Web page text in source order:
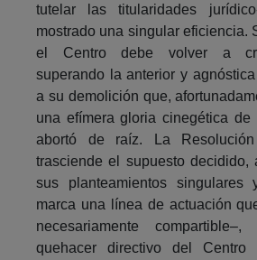
tutelar las titularidades
mostrado una singular eficiencia.
el Centro debe volver a
superando la anterior y
a su demolición que,
una efímera gloria cinegética de
abortó de raíz. La
trasciende el supuesto decidido,
sus planteamientos singulares
marca una línea de actuación
necesariamente
quehacer directivo del Centro